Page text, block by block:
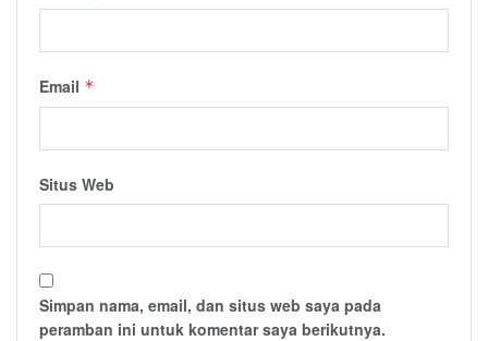
Email *
Situs Web
Simpan nama, email, dan situs web saya pada
peramban ini untuk komentar saya berikutnya.